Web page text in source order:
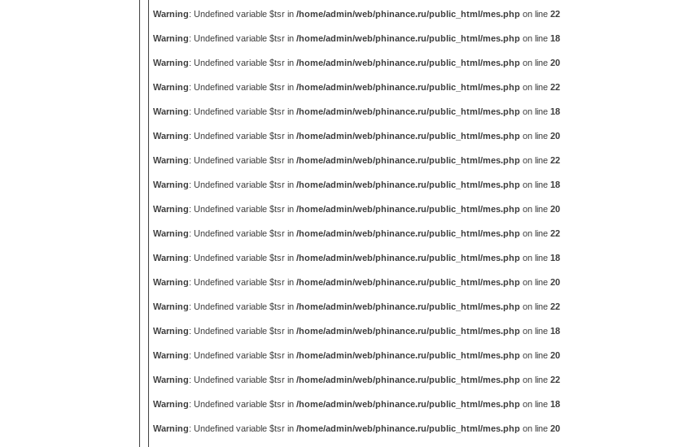
Warning: Undefined variable $tsr in /home/admin/web/phinance.ru/public_html/mes.php on line 22
Warning: Undefined variable $tsr in /home/admin/web/phinance.ru/public_html/mes.php on line 18
Warning: Undefined variable $tsr in /home/admin/web/phinance.ru/public_html/mes.php on line 20
Warning: Undefined variable $tsr in /home/admin/web/phinance.ru/public_html/mes.php on line 22
Warning: Undefined variable $tsr in /home/admin/web/phinance.ru/public_html/mes.php on line 18
Warning: Undefined variable $tsr in /home/admin/web/phinance.ru/public_html/mes.php on line 20
Warning: Undefined variable $tsr in /home/admin/web/phinance.ru/public_html/mes.php on line 22
Warning: Undefined variable $tsr in /home/admin/web/phinance.ru/public_html/mes.php on line 18
Warning: Undefined variable $tsr in /home/admin/web/phinance.ru/public_html/mes.php on line 20
Warning: Undefined variable $tsr in /home/admin/web/phinance.ru/public_html/mes.php on line 22
Warning: Undefined variable $tsr in /home/admin/web/phinance.ru/public_html/mes.php on line 18
Warning: Undefined variable $tsr in /home/admin/web/phinance.ru/public_html/mes.php on line 20
Warning: Undefined variable $tsr in /home/admin/web/phinance.ru/public_html/mes.php on line 22
Warning: Undefined variable $tsr in /home/admin/web/phinance.ru/public_html/mes.php on line 18
Warning: Undefined variable $tsr in /home/admin/web/phinance.ru/public_html/mes.php on line 20
Warning: Undefined variable $tsr in /home/admin/web/phinance.ru/public_html/mes.php on line 22
Warning: Undefined variable $tsr in /home/admin/web/phinance.ru/public_html/mes.php on line 18
Warning: Undefined variable $tsr in /home/admin/web/phinance.ru/public_html/mes.php on line 20